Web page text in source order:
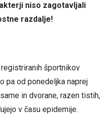
niso zagotavljali
razdalje!
športnikov
pa od ponedeljka naprej
in dvorane, razen tistih,
v času epidemije.